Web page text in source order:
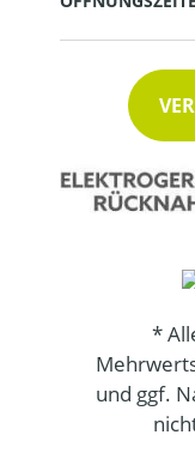
*
und ggf.